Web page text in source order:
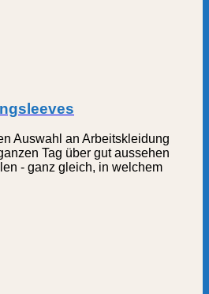
Auswahl an Arbeitskleidung
Tag über gut aussehen
- ganz gleich, in welchem